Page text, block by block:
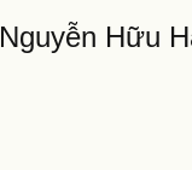
Hữu